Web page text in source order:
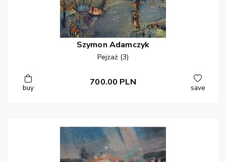
Szymon Adamczyk
Pejzaż (3)
buy
700.00 PLN
save